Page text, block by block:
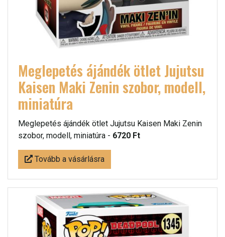
Meglepetés ájándék ötlet Jujutsu
Kaisen Maki Zenin szobor, modell,
miniatúra
Meglepetés ájándék ötlet Jujutsu Kaisen Maki Zenin
szobor, modell, miniatúra - 6720 Ft
Tovább a vásárlásra